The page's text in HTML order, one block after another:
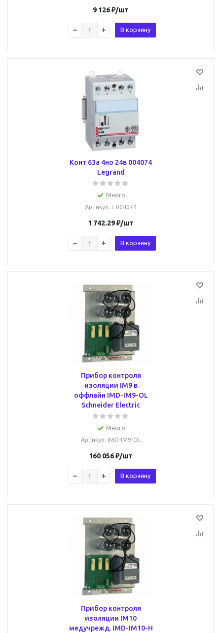
9 126₽/шт
В корзину
Конт 63a 4но 24в 004074
Legrand
Много
Артикул: L 004074
1 742.29₽/шт
В корзину
Прибор контроля
изоляции IM9 в
оффлайн IMD-IM9-OL
Schneider Electric
Много
Артикул: IMD-IM9-OL
160 056₽/шт
В корзину
Прибор контроля
изоляции IM10
медучрежд. IMD-IM10-H